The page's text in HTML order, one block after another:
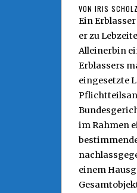
VON IRIS SCHOLZ
Ein
er zu
Alleinerbin
Erblassers
eingesetzte
im Rahmen
einem